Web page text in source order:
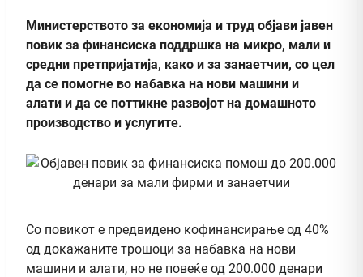
Министерството за економија и труд објави јавен
повик за финансиска поддршка на микро, мали и
средни претпријатија, како и за занаетчии, со цел
да се помогне во набавка на нови машини и
алати и да се поттикне развојот на домашното
производство и услугите.
Со повикот е предвидено кофинансирање од 40%
од докажаните трошоци за набавка на нови
машини и алати, но не повеќе од 200.000 денари